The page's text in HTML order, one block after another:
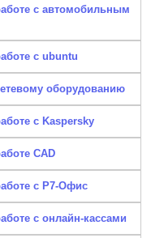
с автомобильным
с ubuntu
оборудованию
с Kaspersky
CAD
с Р7-Офис
с онлайн-кассами